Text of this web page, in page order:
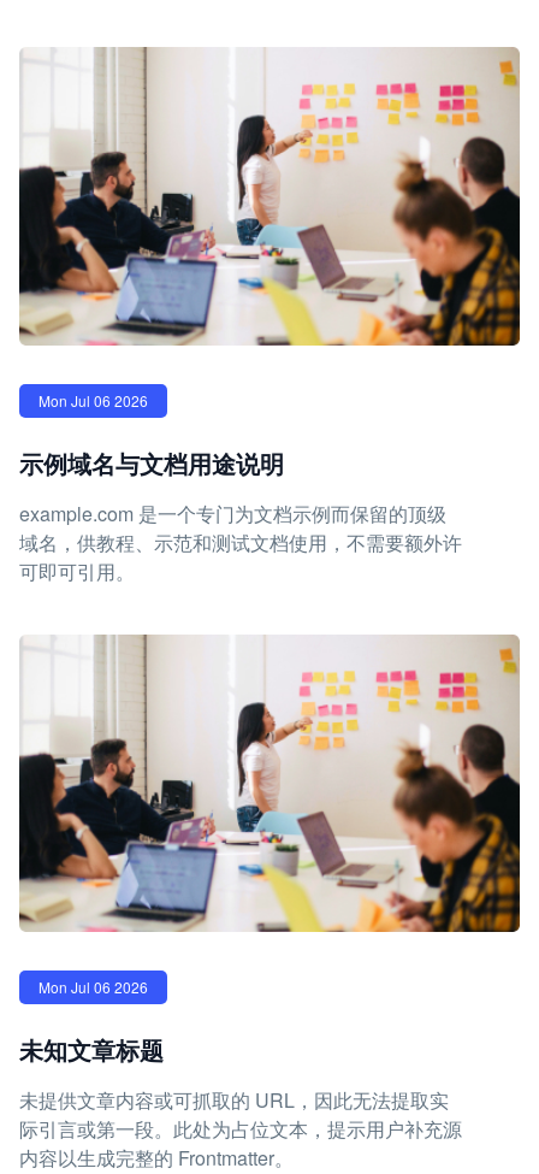
Mon Jul 06 2026
示例域名与文档用途说明
example.com 是一个专门为文档示例而保留的顶级
域名，供教程、示范和测试文档使用，不需要额外许
可即可引用。
Mon Jul 06 2026
未知文章标题
未提供文章内容或可抓取的 URL，因此无法提取实
际引言或第一段。此处为占位文本，提示用户补充源
内容以生成完整的 Frontmatter。